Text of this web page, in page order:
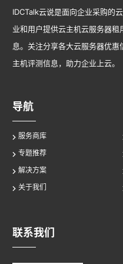
IDCTalk云说是面向企业采购的
业和用户提供云主机云服务器
息。关注分享各大云服务器优
主机评测信息，助力企业上云。
导航
服务商库
专题推荐
解决方案
关于我们
联系我们